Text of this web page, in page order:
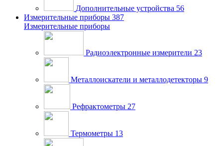
Дополнительные устройства 56
Измерительные приборы 387
Измерительные приборы
Радиоэлектронные измерители 23
Металлоискатели и металлодетекторы 9
Рефрактометры 27
Термометры 13